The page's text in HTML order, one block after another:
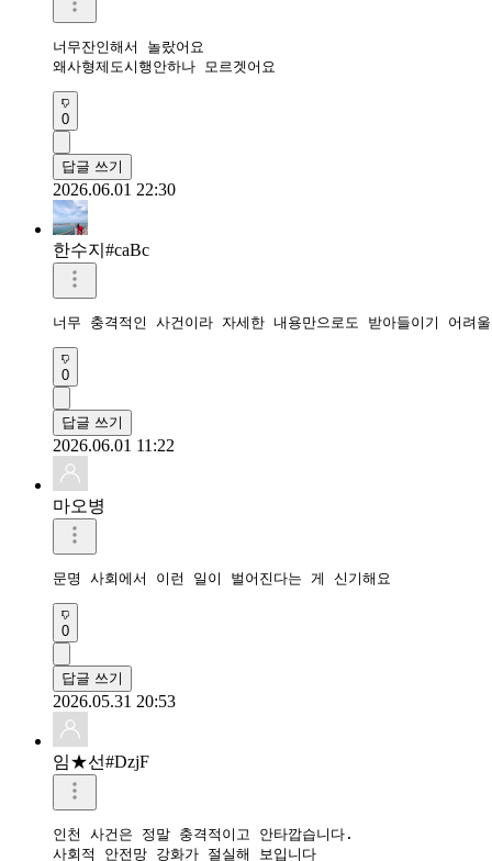
너무잔인해서 놀랐어요
왜사형제도시행안하나 모르겟어요
0
답글 쓰기
2026.06.01 22:30
한수지#caBc
너무 충격적인 사건이라 자세한 내용만으로도 받아들이기 어려
0
답글 쓰기
2026.06.01 11:22
마오병
문명 사회에서 이런 일이 벌어진다는 게 신기해요
0
답글 쓰기
2026.05.31 20:53
임★선#DzjF
인천 사건은 정말 충격적이고 안타깝습니다.
사회적 안전망 강화가 절실해 보입니다